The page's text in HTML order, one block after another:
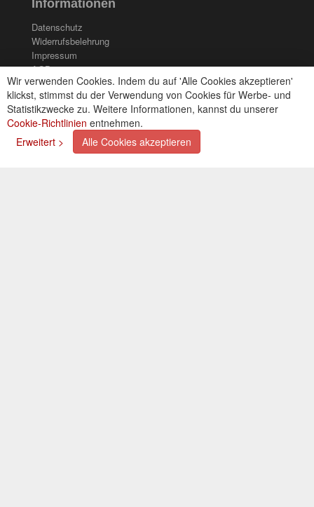
Wir verwenden Cookies. Indem du auf 'Alle Cookies akzeptieren'
klickst, stimmst du der Verwendung von Cookies für Werbe- und
Statistikzwecke zu. Weitere Informationen, kannst du unserer
Cookie-Richtlinien entnehmen.
Erweitert >
Alle Cookies akzeptieren
Informationen
Datenschutz
Widerrufsbelehrung
Impressum
AGB
Kontakt
Cookies einstellungen
Zahlungsarten